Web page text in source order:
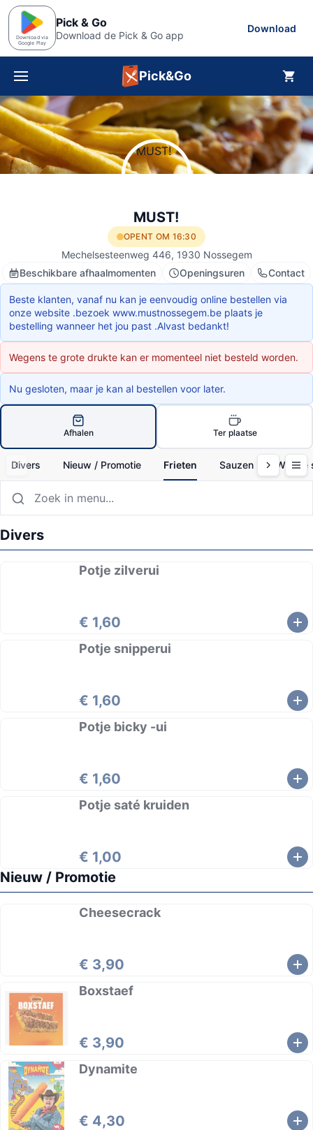
Download via
Google Play
Pick & Go
Download de Pick & Go app
Download
Menu Pick&Go
MUST!
OPENT OM 16:30
Mechelsesteenweg 446, 1930 Nossegem
Beschikbare afhaalmomenten
Openingsuren Contact
Beste klanten, vanaf nu kan je eenvoudig online bestellen via
onze website .bezoek www.mustnossegem.be plaats je
bestelling wanneer het jou past .Alvast bedankt!
Wegens te grote drukte kan er momenteel niet besteld worden.
Nu gesloten, maar je kan al bestellen voor later.
Afhalen Ter plaatse
Divers Nieuw / Promotie Frieten Sauzen
Divers
Potje zilverui
€ 1,60
Potje snipperui
€ 1,60
Potje bicky -ui
€ 1,60
Potje saté kruiden
€ 1,00
Nieuw / Promotie
Cheesecrack
€ 3,90
Boxstaef
€ 3,90
Dynamite
€ 4,30